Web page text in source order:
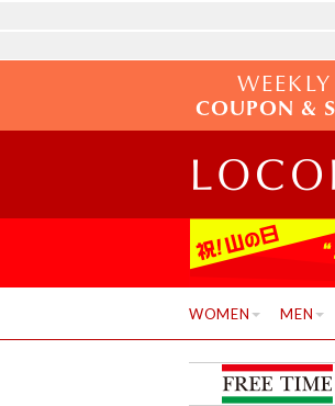
WEEKLY
COUPON &
WOMEN MEN